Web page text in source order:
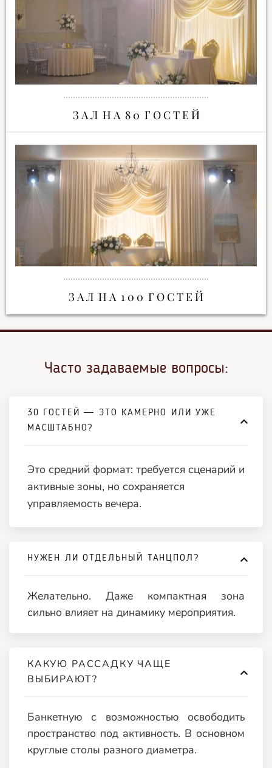
З А Л Н А 8 0 Г О С Т Е Й
З А Л Н А 1 0 0 Г О С Т Е Й
Часто задаваемые вопросы:
30 ГОСТЕЙ — ЭТО КАМЕРНО ИЛИ УЖЕ
МАСШТАБНО?
Это средний формат: требуется сценарий и
активные зоны, но сохраняется
управляемость вечера.
НУЖЕН ЛИ ОТДЕЛЬНЫЙ ТАНЦПОЛ?
Желательно. Даже компактная зона
сильно влияет на динамику мероприятия.
КАКУЮ РАССАДКУ ЧАЩЕ
ВЫБИРАЮТ?
Банкетную с возможностью освободить
пространство под активность. В основном
круглые столы разного диаметра.